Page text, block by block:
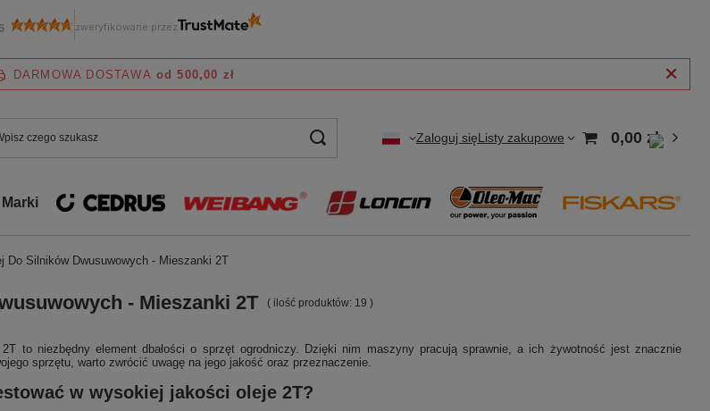
DARMOWA DOSTAWA od 500,00 zł
Zaloguj sięListy zakupowe 0,00 zł
Marki
Do Silników Dwusuwowych - Mieszanki 2T
- Mieszanki 2T ( ilość produktów: 19 )
to niezbędny element dbałości o sprzęt ogrodniczy. Dzięki nim maszyny pracują sprawnie, a ich żywotność jest znacznie
sprzętu, warto zwrócić uwagę na jego jakość oraz przeznaczenie.
w wysokiej jakości oleje 2T?
5 zweryfikowane przez